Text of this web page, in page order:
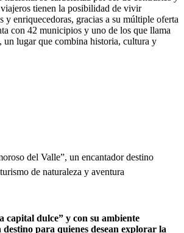
tienen la posibilidad de vivir
y enriquecedoras, gracias a su múltiple oferta
con 42 municipios y uno de los que llama
un lugar que combina historia, cultura y
del Valle”, un encantador destino
de naturaleza y aventura
capital dulce” y con su ambiente
para quienes desean explorar la